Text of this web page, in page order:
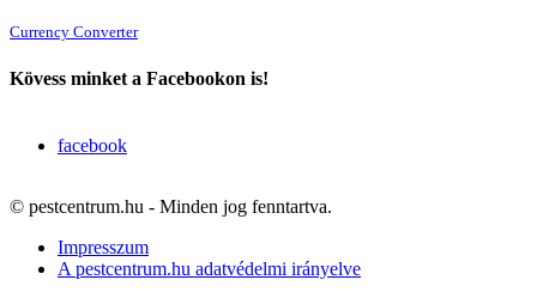
Currency Converter
Kövess minket a Facebookon is!
facebook
© pestcentrum.hu - Minden jog fenntartva.
Impresszum
A pestcentrum.hu adatvédelmi irányelve